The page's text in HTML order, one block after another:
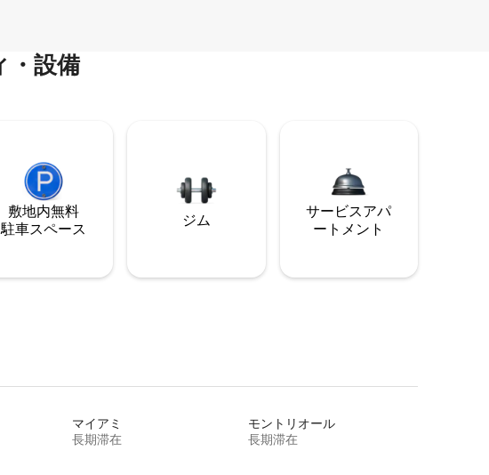
・設備
敷地内無料
駐⁠車ス⁠ペ⁠ー⁠ス
ジム
サービスアパ
ートメント
マイアミ
長期滞在
モントリオール
長期滞在